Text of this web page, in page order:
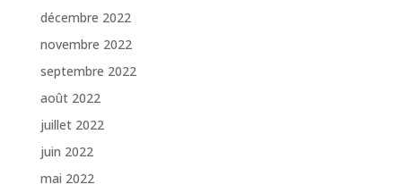
décembre 2022
novembre 2022
septembre 2022
août 2022
juillet 2022
juin 2022
mai 2022